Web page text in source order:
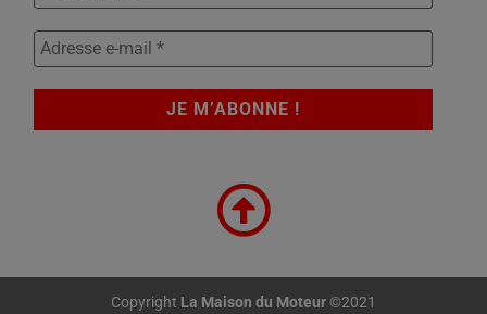
Copyright La Maison du Moteur©2021